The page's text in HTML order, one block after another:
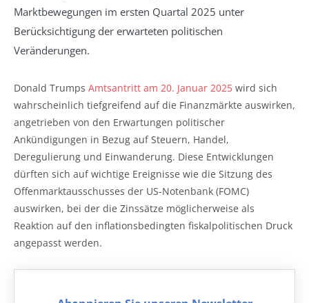
Marktbewegungen im ersten Quartal 2025 unter
Berücksichtigung der erwarteten politischen
Veränderungen.
Donald Trumps Amtsantritt am 20. Januar 2025 wird sich
wahrscheinlich tiefgreifend auf die Finanzmärkte auswirken,
angetrieben von den Erwartungen politischer
Ankündigungen in Bezug auf Steuern, Handel,
Deregulierung und Einwanderung. Diese Entwicklungen
dürften sich auf wichtige Ereignisse wie die Sitzung des
Offenmarktausschusses der US-Notenbank (FOMC)
auswirken, bei der die Zinssätze möglicherweise als
Reaktion auf den inflationsbedingten fiskalpolitischen Druck
angepasst werden.